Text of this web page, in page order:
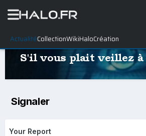
ActualitéCollectionWikiHaloCréation
Signaler
Your Report